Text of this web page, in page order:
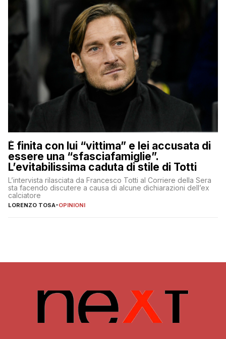
È finita con lui “vittima” e lei accusata di
essere una “sfasciafamiglie”.
L’evitabilissima caduta di stile di Totti
L’intervista rilasciata da Francesco Totti al Corriere della Sera
sta facendo discutere a causa di alcune dichiarazioni dell’ex
calciatore
LORENZO TOSA-OPINIONI